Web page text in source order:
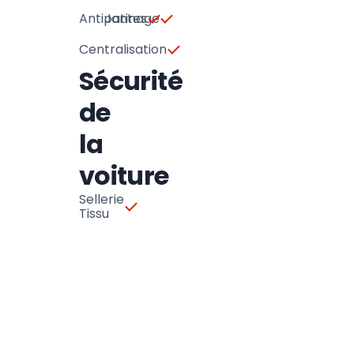
Antipatinage
Jantes
Centralisation
Sécurité
de
la
voiture
Sellerie
Tissu